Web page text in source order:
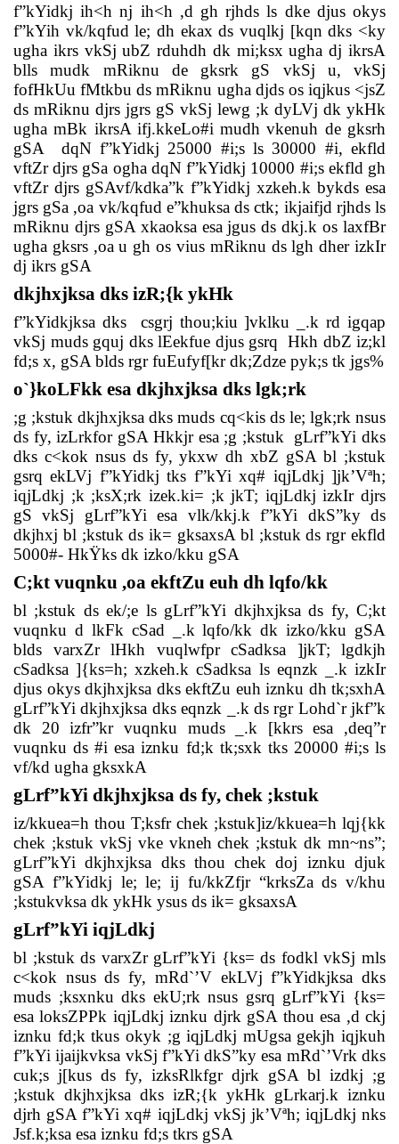
f”kYidkj ih<h nj ih<h ,d gh rjhds ls dke djus okys
f”kYih vk/kqfud le; dh ekax ds vuqlkj [kqn dks <ky
ugha ikrs vkSj ubZ rduhdh dk mi;ksx ugha dj ikrsA
blls mudk mRiknu de gksrk gS vkSj u, vkSj
fofHkUu fMtkbu ds mRiknu ugha djds os iqjkus <jsZ
ds mRiknu djrs jgrs gS vkSj lewg ;k dyLVj dk ykHk
ugha mBk ikrsA ifj.kkeLo#i mudh vkenuh de gksrh
gSA
dqN f”kYidkj 25000 #i;s ls 30000 #i, ekfld
vftZr djrs gSa ogha dqN f”kYidkj 10000 #i;s ekfld gh
vftZr djrs gSAvf/kdka”k f”kYidkj xzkeh.k bykds esa
jgrs gSa ,oa vk/kqfud e”khuksa ds ctk; ikjaifjd rjhds ls
mRiknu djrs gSA xkaoksa esa jgus ds dkj.k os laxfBr
ugha gksrs ,oa u gh os vius mRiknu ds lgh dher izkIr
dj ikrs gSA
dkjhxjksa dks izR;{k ykHk
f”kYidkjksa dks
csgrj thou;kiu ]vklku _.k rd igqap
vkSj muds gquj dks lEekfue djus gsrq Hkh dbZ iz;kl
fd;s x, gSA blds rgr fuEufyf[kr dk;Zdze pyk;s tk jgs%
o`}koLFkk esa dkjhxjksa dks lgk;rk
;g ;kstuk dkjhxjksa dks muds cq<kis ds le; lgk;rk nsus
ds fy, izLrkfor gSA Hkkjr esa ;g ;kstuk
gLrf”kYi dks
dks c<kok nsus ds fy, ykxw dh xbZ gSA bl ;kstuk
gsrq ekLVj f”kYidkj tks f”kYi xq# iqjLdkj ]jk’Vªh;
iqjLdkj ;k ;ksX;rk izek.ki= ;k jkT; iqjLdkj izkIr djrs
gS vkSj gLrf”kYi esa vlk/kkj.k f”kYi dkS”ky ds
dkjhxj bl ;kstuk ds ik= gksaxsA bl ;kstuk ds rgr ekfld
5000#- HkŸks dk izko/kku gSA
C;kt vuqnku ,oa ekftZu euh dh lqfo/kk
bl ;kstuk ds ek/;e ls gLrf”kYi dkjhxjksa ds fy, C;kt
vuqnku d lkFk cSad _.k lqfo/kk dk izko/kku gSA
blds varxZr lHkh vuqlwfpr cSadksa ]jkT; lgdkjh
cSadksa ]{ks=h; xzkeh.k cSadksa ls eqnzk _.k izkIr
djus okys dkjhxjksa dks ekftZu euh iznku dh tk;sxhA
gLrf”kYi dkjhxjksa dks eqnzk _.k ds rgr Lohd`r jkf”k
dk 20 izfr”kr vuqnku muds _.k [kkrs esa ,deq”r
vuqnku ds #i esa iznku fd;k tk;sxk tks 20000 #i;s ls
vf/kd ugha gksxkA
gLrf”kYi dkjhxjksa ds fy, chek ;kstuk
iz/kkuea=h thou T;ksfr chek ;kstuk]iz/kkuea=h lqj{kk
chek ;kstuk vkSj vke vkneh chek ;kstuk dk mn~ns”;
gLrf”kYi dkjhxjksa dks thou chek doj iznku djuk
gSA f”kYidkj le; le; ij fu/kkZfjr “krksZa ds v/khu
;kstukvksa dk ykHk ysus ds ik= gksaxsA
gLrf”kYi iqjLdkj
bl ;kstuk ds varxZr gLrf”kYi {ks= ds fodkl vkSj mls
c<kok nsus ds fy, mRd`’V ekLVj f”kYidkjksa dks
muds ;ksxnku dks ekU;rk nsus gsrq gLrf”kYi {ks=
esa loksZPPk iqjLdkj iznku djrk gSA thou esa ,d ckj
iznku fd;k tkus okyk ;g iqjLdkj mUgsa gekjh iqjkuh
f”kYi ijaijkvksa vkSj f”kYi dkS”ky esa mRd`’Vrk dks
cuk;s j[kus ds fy, izksRlkfgr djrk gSA bl izdkj ;g
;kstuk dkjhxjksa dks izR;{k ykHk gLrkarj.k iznku
djrh gSA f”kYi xq# iqjLdkj vkSj jk’Vªh; iqjLdkj nks
Jsf.k;ksa esa iznku fd;s tkrs gSA